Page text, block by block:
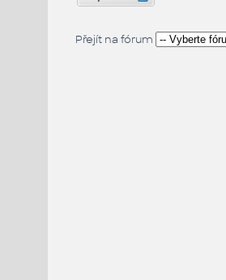
Přejít na fórum